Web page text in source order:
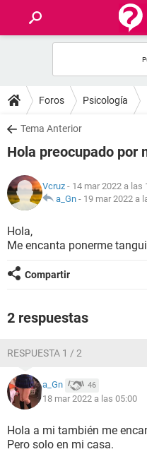
FOROS
SALUD
FAMILIA
NUTRICIÓN
BIENESTAR
SEXUALIDAD
Foros Psicología
Tema Anterior
Hola preocupado por
Vcruz - 14 mar 2022 a las
a_Gn - 19 mar 2022 a
Hola,
Me encanta ponerme
Compartir
2 respuestas
RESPUESTA 1 / 2
a_Gn 46
18 mar 2022 a las 05:00
Hola a mi también me
Pero solo en mi casa.